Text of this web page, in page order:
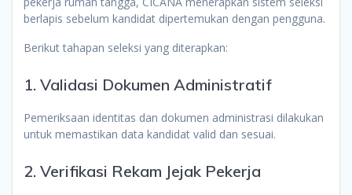
berlapis sebelum kandidat dipertemukan dengan pengguna.
Berikut tahapan seleksi yang diterapkan:
1. Validasi Dokumen Administratif
Pemeriksaan identitas dan dokumen administrasi dilakukan
untuk memastikan data kandidat valid dan sesuai.
2. Verifikasi Rekam Jejak Pekerja